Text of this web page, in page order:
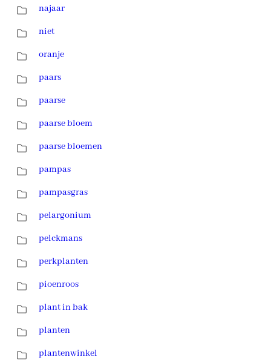
najaar
niet
oranje
paars
paarse
paarse bloem
paarse bloemen
pampas
pampasgras
pelargonium
pelckmans
perkplanten
pioenroos
plant in bak
planten
plantenwinkel